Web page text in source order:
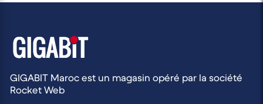
GIGABIT Maroc est un magasin opéré par la société
Rocket Web